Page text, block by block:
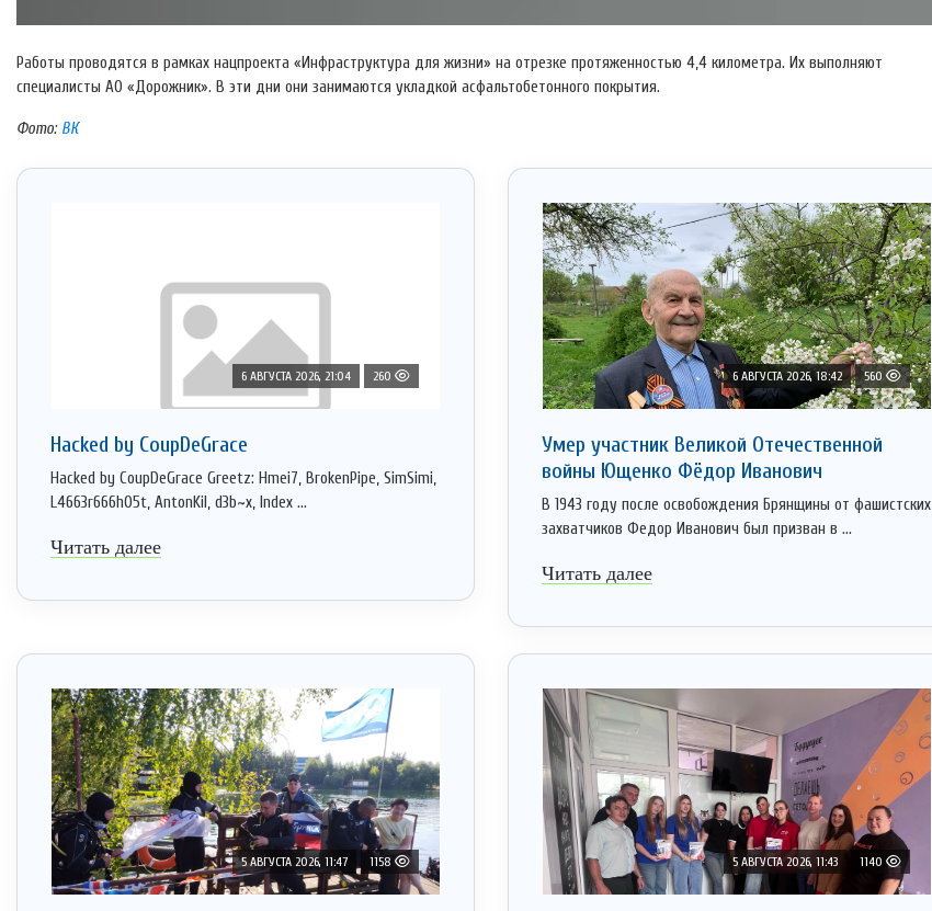
Работы проводятся в рамках нацпроекта «Инфраструктура для жизни» на отрезке протяженностью 4,4 километра. Их выполняют
специалисты АО «Дорожник». В эти дни они занимаются укладкой асфальтобетонного покрытия.
Фото: ВК
6 АВГУСТА 2026, 21:04 260
Hacked by CoupDeGrace
Hacked by CoupDeGrace Greetz: Hmei7, BrokenPipe, SimSimi,
L4663r666h05t, AntonKil, d3b~x, Index ...
Читать далее
6 АВГУСТА 2026, 18:42 560
Умер участник Великой Отечественной
войны Ющенко Фёдор Иванович
В 1943 году после освобождения Брянщины от фашистских
захватчиков Федор Иванович был призван в ...
Читать далее
5 АВГУСТА 2026, 11:47 1158 5 АВГУСТА 2026, 11:43 1140